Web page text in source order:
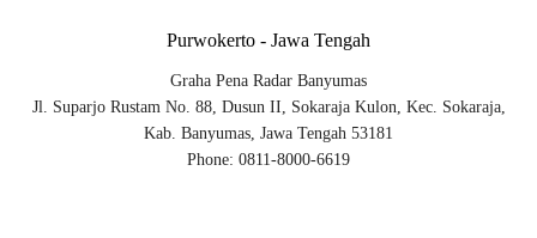
Purwokerto - Jawa Tengah
Graha Pena Radar Banyumas
Jl. Suparjo Rustam No. 88, Dusun II, Sokaraja Kulon, Kec. Sokaraja,
Kab. Banyumas, Jawa Tengah 53181
Phone: 0811-8000-6619